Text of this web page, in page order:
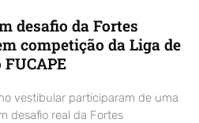
desafio da Fortes
competição da Liga de
vestibular participaram de uma
desafio real da Fortes